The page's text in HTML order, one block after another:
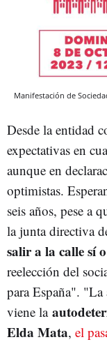
Manifestación de
Desde la entidad
expectativas en
aunque en
optimistas.
seis años, pese a
la junta directiva
salir a la calle sí
reelección del
para España". "La
viene la
Elda Mata, el